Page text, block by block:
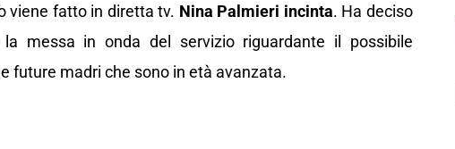
viene fatto in diretta tv. Nina Palmieri incinta. Ha deciso
messa in onda del servizio riguardante il possibile
future madri che sono in età avanzata.